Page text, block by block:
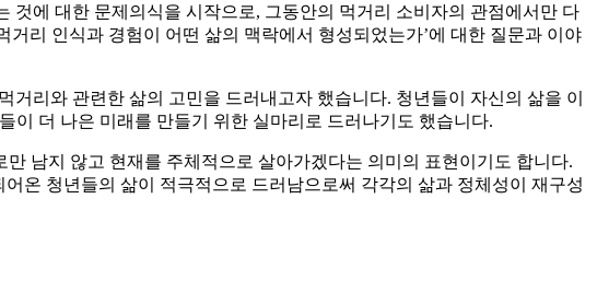
것에 대한 문제의식을 시작으로, 그동안의 먹거리 소비자의 관점에서만 다
리 인식과 경험이 어떤 삶의 맥락에서 형성되었는가’에 대한 질문과 이야
리와 관련한 삶의 고민을 드러내고자 했습니다. 청년들이 자신의 삶을 이
이 더 나은 미래를 만들기 위한 실마리로 드러나기도 했습니다.
남지 않고 현재를 주체적으로 살아가겠다는 의미의 표현이기도 합니다.
온 청년들의 삶이 적극적으로 드러남으로써 각각의 삶과 정체성이 재구성